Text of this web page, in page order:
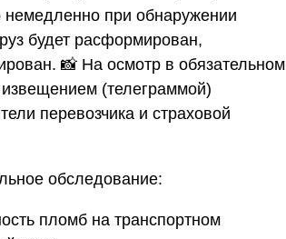
немедленно при обнаружении
будет расформирован,
📸 На осмотр в обязательном
(телеграммой)
перевозчика и страховой
обследование:
пломб на транспортном